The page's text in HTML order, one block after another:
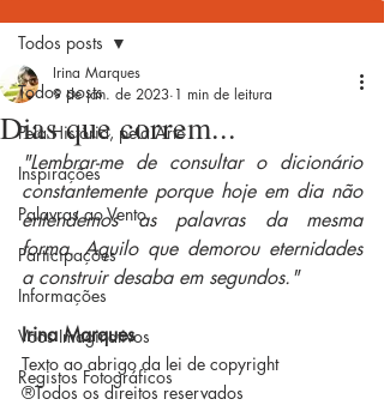
Todos posts
Pela História, pela Arte
Inspirações
Palavras ao Vento
Participações
Informações
Voos Imaginativos
Registos Fotográficos
Todos posts
Dias que correm...
Irina Marques
9 de jan. de 2023 1 min de leitura
"Lembrar-me de consultar o dicionário
constantemente porque hoje em dia não
entendemos as palavras da mesma
forma. Aquilo que demorou eternidades
a construir desaba em segundos."
Irina Marques
Texto ao abrigo da lei de copyright
®Todos os direitos reservados